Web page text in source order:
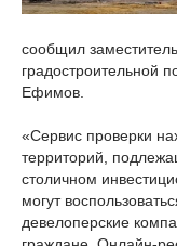
сообщил
градостроительной
Ефимов.
«Сервис проверки
территорий,
столичном
могут
девелоперские